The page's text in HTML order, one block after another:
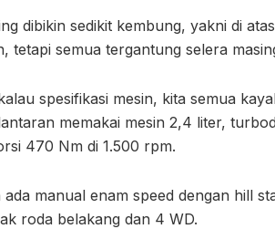
dibikin sedikit kembung, yakni di
tetapi semua tergantung selera
spesifikasi mesin, kita semua
memakai mesin 2,4 liter,
470 Nm di 1.500 rpm.
ada manual enam speed dengan hill
roda belakang dan 4 WD.